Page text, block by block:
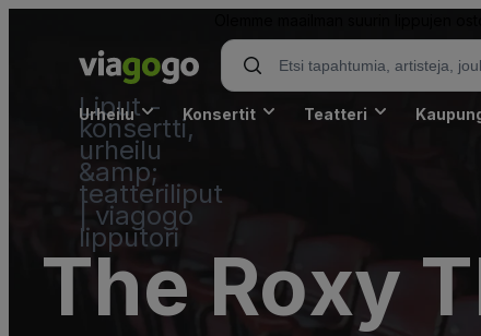
Liput -
konsertti,
urheilu
&amp;
teatteriliput
| viagogo
lipputori
Urheilu Konsertit Teatteri
The Roxy